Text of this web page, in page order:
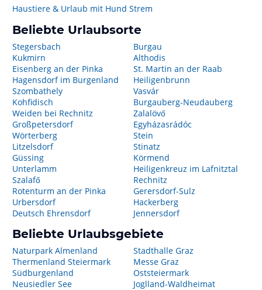
Haustiere & Urlaub mit Hund Strem
Beliebte Urlaubsorte
Stegersbach
Kukmirn
Eisenberg an der Pinka
Hagensdorf im Burgenland
Szombathely
Kohfidisch
Weiden bei Rechnitz
Großpetersdorf
Wörterberg
Litzelsdorf
Güssing
Unterlamm
Szalafő
Rotenturm an der Pinka
Urbersdorf
Deutsch Ehrensdorf
Burgau
Althodis
St. Martin an der Raab
Heiligenbrunn
Vasvár
Burgauberg-Neudauberg
Zalalövő
Egyházasrádóc
Stein
Stinatz
Körmend
Heiligenkreuz im Lafnitztal
Rechnitz
Gerersdorf-Sulz
Hackerberg
Jennersdorf
Beliebte Urlaubsgebiete
Naturpark Almenland
Thermenland Steiermark
Südburgenland
Neusiedler See
Stadthalle Graz
Messe Graz
Oststeiermark
Joglland-Waldheimat